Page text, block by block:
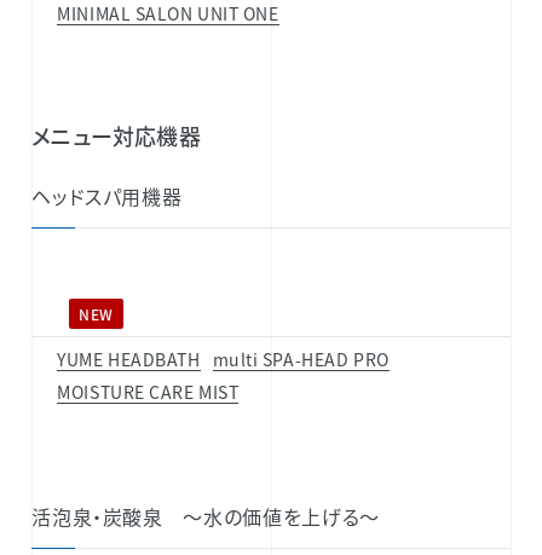
MINIMAL SALON UNIT ONE
メニュー対応機器
ヘッドスパ用機器
NEW
YUME HEADBATH
multi SPA-HEAD PRO
MOISTURE CARE MIST
活泡泉・炭酸泉 ～水の価値を上げる～